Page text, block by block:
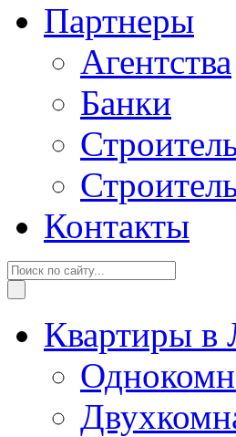
Партнеры
Агентства
Банки
Контакты
Квартиры в